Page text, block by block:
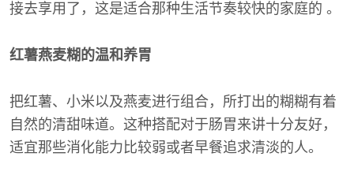
接去享用了，这是适合那种生活节奏较快的家庭的 。
红薯燕麦糊的温和养胃
把红薯、小米以及燕麦进行组合，所打出的糊糊有着
自然的清甜味道。这种搭配对于肠胃来讲十分友好，
适宜那些消化能力比较弱或者早餐追求清淡的人。